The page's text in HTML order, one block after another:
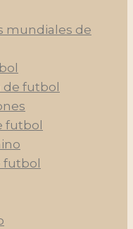
mundiales de
de futbol
futbol
futbol